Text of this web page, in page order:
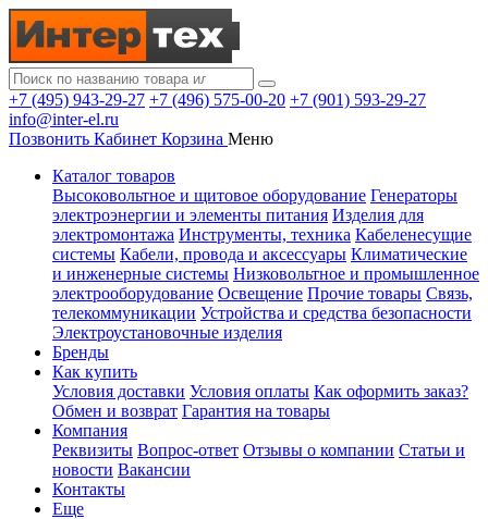
+7 (495) 943-29-27 +7 (496) 575-00-20 +7 (901) 593-29-27
info@inter-el.ru
Позвонить Кабинет Корзина Меню
Каталог товаров
Высоковольтное и щитовое оборудование Генераторы
электроэнергии и элементы питания Изделия для
электромонтажа Инструменты, техника Кабеленесущие
системы Кабели, провода и аксессуары Климатические
и инженерные системы Низковольтное и промышленное
электрооборудование Освещение Прочие товары Связь,
телекоммуникации Устройства и средства безопасности
Электроустановочные изделия
Бренды
Как купить
Условия доставки Условия оплаты Как оформить заказ?
Обмен и возврат Гарантия на товары
Компания
Реквизиты Вопрос-ответ Отзывы о компании Статьи и
новости Вакансии
Контакты
Еще